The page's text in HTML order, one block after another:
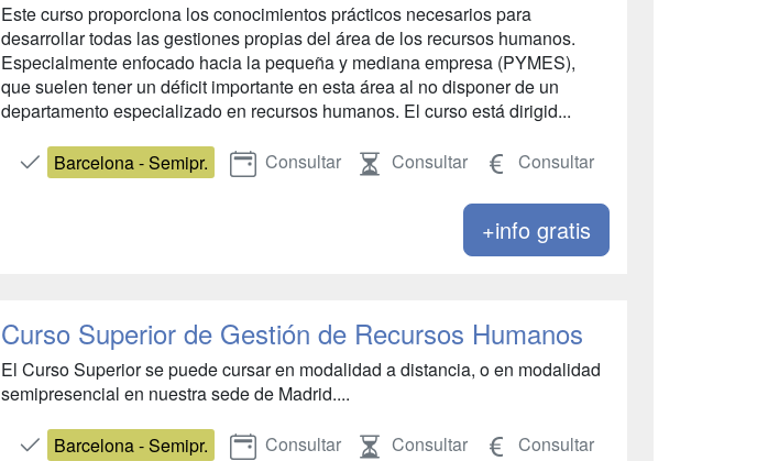
Este curso proporciona los conocimientos prácticos necesarios para
desarrollar todas las gestiones propias del área de los recursos humanos.
Especialmente enfocado hacia la pequeña y mediana empresa (PYMES),
que suelen tener un déficit importante en esta área al no disponer de un
departamento especializado en recursos humanos. El curso está dirigid...
Barcelona - Semipr. Consultar Consultar Consultar
+info gratis
Curso Superior de Gestión de Recursos Humanos
El Curso Superior se puede cursar en modalidad a distancia, o en modalidad
semipresencial en nuestra sede de Madrid....
Barcelona - Semipr. Consultar Consultar Consultar